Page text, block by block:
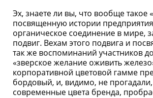
Эх, знаете ли вы, что вообще такое
посвященную истории
органическое соединение в мире,
подвиг. Вехам этого подвига и
так же воспоминаний участников
«зверское желание оживить
корпоративной цветовой гамме
бордовый, и, видимо, не
современные цвета бренда,